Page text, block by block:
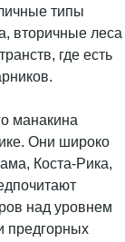
типы
вторичные леса
где есть
манакина
Они широко
Коста-Рика,
над уровнем
предгорных